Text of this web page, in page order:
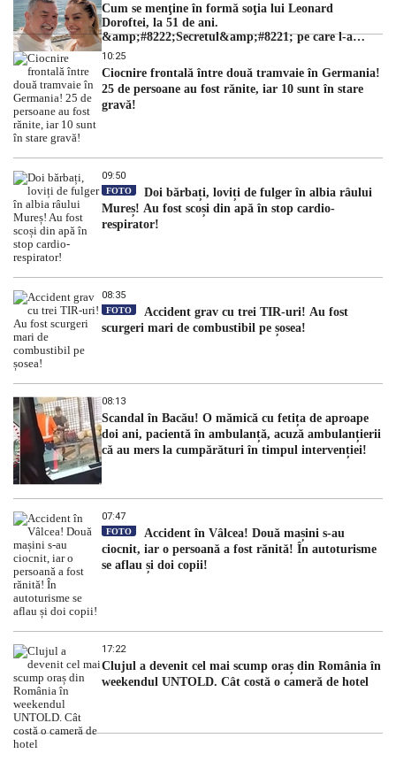
Cum se menţine în formă soţia lui Leonard
Doroftei, la 51 de ani.
&amp;#8222;Secretul&amp;#8221; pe care l-a
dezvăluit
10:25
Ciocnire frontală între două tramvaie în Germania!
25 de persoane au fost rănite, iar 10 sunt în stare
gravă!
09:50
FOTO
Doi bărbați, loviți de fulger în albia râului
Mureș! Au fost scoși din apă în stop cardio-
respirator!
08:35
FOTO
Accident grav cu trei TIR-uri! Au fost
scurgeri mari de combustibil pe șosea!
08:13
Scandal în Bacău! O mămică cu fetița de aproape
doi ani, pacientă în ambulanță, acuză ambulanțierii
că au mers la cumpărături în timpul intervenției!
07:47
FOTO
Accident în Vâlcea! Două mașini s-au
ciocnit, iar o persoană a fost rănită! În autoturisme
se aflau și doi copii!
17:22
Clujul a devenit cel mai scump oraș din România în
weekendul UNTOLD. Cât costă o cameră de hotel